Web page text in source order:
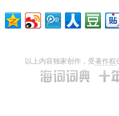
以上内容独家创作，受著作权